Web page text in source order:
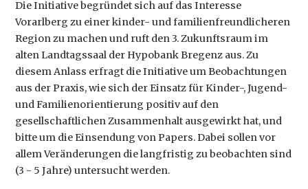
Die Initiative begründet sich auf das Interesse
Vorarlberg zu einer kinder- und familienfreundlicheren
Region zu machen und ruft den 3. Zukunftsraum im
alten Landtagssaal der Hypobank Bregenz aus. Zu
diesem Anlass erfragt die Initiative um Beobachtungen
aus der Praxis, wie sich der Einsatz für Kinder-, Jugend-
und Familienorientierung positiv auf den
gesellschaftlichen Zusammenhalt ausgewirkt hat, und
bitte um die Einsendung von Papers. Dabei sollen vor
allem Veränderungen die langfristig zu beobachten sind
(3 - 5 Jahre) untersucht werden.